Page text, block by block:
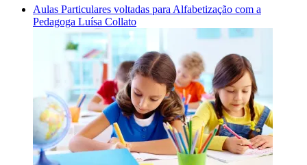
Aulas Particulares voltadas para Alfabetização com a
Pedagoga Luísa Collato